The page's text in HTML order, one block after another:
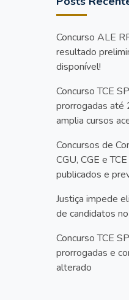
Concurso ALE
resultado
disponível!
Concurso TCE
prorrogadas até
amplia cursos
Concursos de
CGU, CGE e
publicados e
Justiça impede
de candidatos
Concurso TCE
prorrogadas e
alterado